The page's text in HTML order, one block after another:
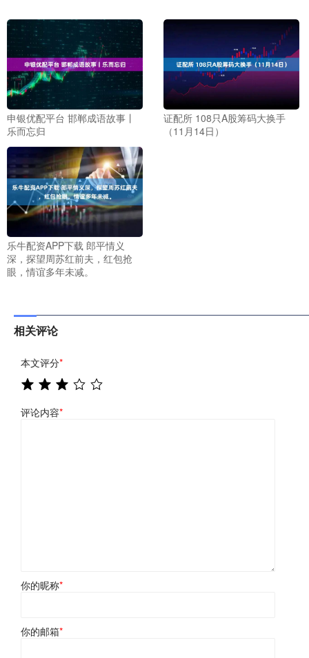
申银优配平台 邯郸成语故事丨
乐而忘归
证配所 108只A股筹码大换手
（11月14日）
乐牛配资APP下载 郎平情义
深，探望周苏红前夫，红包抢
眼，情谊多年未减。
相关评论
本文评分*
评论内容*
你的昵称*
你的邮箱*